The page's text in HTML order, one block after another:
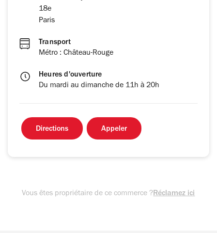
18e
Paris
Transport
Métro : Château-Rouge
Heures d'ouverture
Du mardi au dimanche de 11h à 20h
Directions Appeler
Vous êtes propriétaire de ce commerce ?Réclamez ici